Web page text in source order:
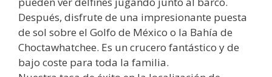
Después, disfrute de una impresionante puesta
de sol sobre el Golfo de México o la Bahía de
Choctawhatchee. Es un crucero fantástico y de
bajo coste para toda la familia.